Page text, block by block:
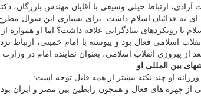
ارتباط خیلی وسیعی با آقایان مهندس بازرگان،
ای به فدائیان اسلام داشت. برای بسیاری این سوال
با رویكردهای بنیادگرایی علاقه داشت؟ اما او همواره
اسلامی فعال بود و پیوسته با امام خمینی،
از پیروزی انقلاب اسلامی، بعنوان نماینده امام در
بین المللی او
او چند نكته بیشتر از همه قابل توجه است:
از چهره های فعال و همچون رابطین بین مصر و ایران